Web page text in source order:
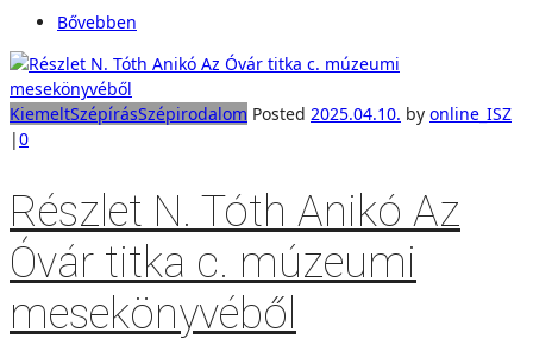
Bővebben
KiemeltSzépírásSzépirodalom Posted 2025.04.10. by online_ISZ
|0
Részlet N. Tóth Anikó Az
Óvár titka c. múzeumi
mesekönyvéből